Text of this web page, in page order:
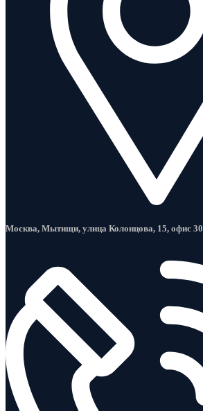
Москва, Мытищи, улица Колонцова, 15, офис 30